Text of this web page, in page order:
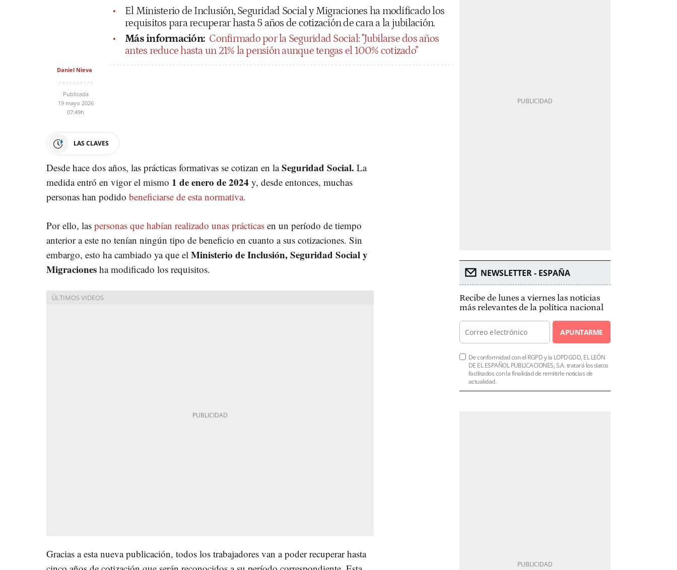
El Ministerio de Inclusión, Seguridad Social y Migraciones ha modificado los
requisitos para recuperar hasta 5 años de cotización de cara a la jubilación.
Más información: Confirmado por la Seguridad Social: "Jubilarse dos años
antes reduce hasta un 21% la pensión aunque tengas el 100% cotizado"
Daniel Nieva
Publicada
19 mayo 2026
07:49h
LAS CLAVES
Desde hace dos años, las prácticas formativas se cotizan en laSeguridad Social. La
medida entró en vigor el mismo 1 de enero de 2024 y, desde entonces, muchas
personas han podido beneficiarse de esta normativa.
Por ello, las personas que habían realizado unas prácticas en un período de tiempo
anterior a este no tenían ningún tipo de beneficio en cuanto a sus cotizaciones. Sin
embargo, esto ha cambiado ya que el Ministerio de Inclusión, Seguridad Social y
Migraciones ha modificado los requisitos.
Gracias a esta nueva publicación, todos los trabajadores van a poder recuperar hasta
NEWSLETTER - ESPAÑA
Recibe de lunes a viernes las noticias
más relevantes de la política nacional
APUNTARME
De conformidad con el RGPD y la LOPDGDD, EL LEÓN
DE EL ESPAÑOL PUBLICACIONES, S.A. tratará los datos
facilitados con la finalidad de remitirle noticias de
actualidad.